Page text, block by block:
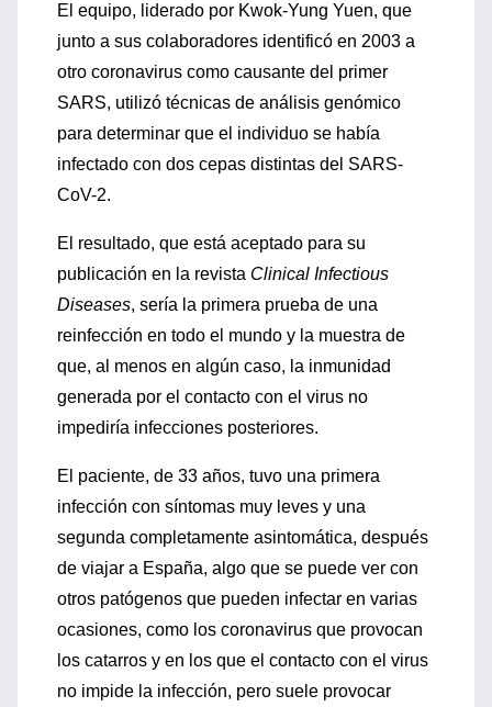
El equipo, liderado por Kwok-Yung Yuen, que
junto a sus colaboradores identificó en 2003 a
otro coronavirus como causante del primer
SARS, utilizó técnicas de análisis genómico
para determinar que el individuo se había
infectado con dos cepas distintas del SARS-
CoV-2.
El resultado, que está aceptado para su
publicación en la revista Clinical Infectious
Diseases, sería la primera prueba de una
reinfección en todo el mundo y la muestra de
que, al menos en algún caso, la inmunidad
generada por el contacto con el virus no
impediría infecciones posteriores.
El paciente, de 33 años, tuvo una primera
infección con síntomas muy leves y una
segunda completamente asintomática, después
de viajar a España, algo que se puede ver con
otros patógenos que pueden infectar en varias
ocasiones, como los coronavirus que provocan
los catarros y en los que el contacto con el virus
no impide la infección, pero suele provocar